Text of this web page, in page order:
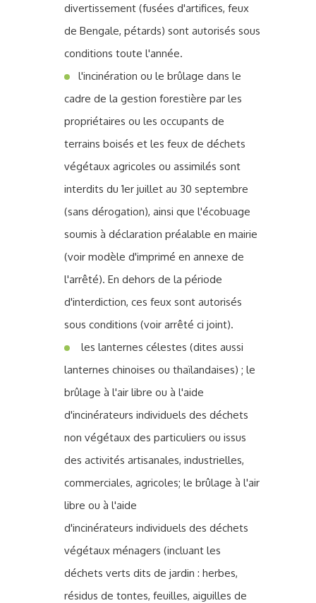
divertissement (fusées d'artifices, feux
de Bengale, pétards) sont autorisés sous
conditions toute l'année.
l'incinération ou le brûlage dans le
cadre de la gestion forestière par les
propriétaires ou les occupants de
terrains boisés et les feux de déchets
végétaux agricoles ou assimilés sont
interdits du 1er juillet au 30 septembre
(sans dérogation), ainsi que l'écobuage
soumis à déclaration préalable en mairie
(voir modèle d'imprimé en annexe de
l'arrêté). En dehors de la période
d'interdiction, ces feux sont autorisés
sous conditions (voir arrêté ci joint).
les lanternes célestes (dites aussi
lanternes chinoises ou thaïlandaises) ; le
brûlage à l'air libre ou à l'aide
d'incinérateurs individuels des déchets
non végétaux des particuliers ou issus
des activités artisanales, industrielles,
commerciales, agricoles; le brûlage à l'air
libre ou à l'aide
d'incinérateurs individuels des déchets
végétaux ménagers (incluant les
déchets verts dits de jardin : herbes,
résidus de tontes, feuilles, aiguilles de